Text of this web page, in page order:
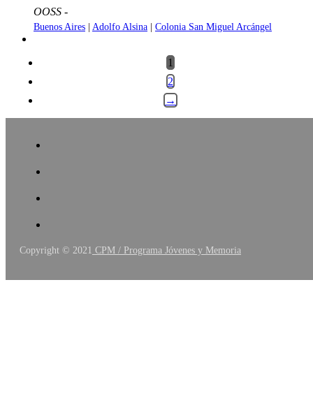
OOSS -
Buenos Aires | Adolfo Alsina | Colonia San Miguel Arcángel
1
2
→
Copyright © 2021 CPM / Programa Jóvenes y Memoria